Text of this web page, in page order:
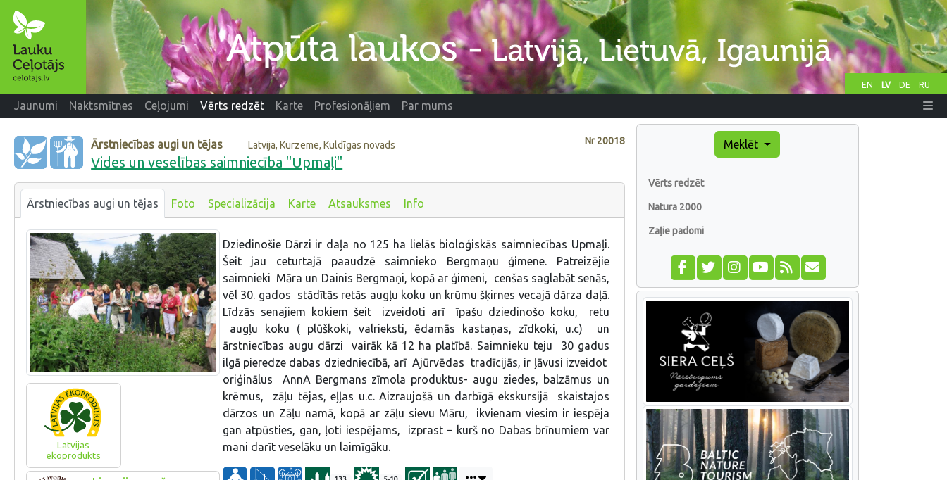
EN LV DE RU
Jaunumi Naktsmītnes Ceļojumi Vērts redzēt Karte Profesionāļiem Par mums
Nr20018
Ārstniecības augi un tējas Latvija, Kurzeme, Kuldīgas novads
Vides un veselības saimniecība "Upmaļi"
Ārstniecības augi un tējas Foto Specializācija Karte Atsauksmes Info
Latvijas
ekoprodukts
Dziedinošie Dārzi ir daļa no 125 ha lielās bioloģiskās saimniecības Upmaļi.
Šeit jau ceturtajā paaudzē saimnieko Bergmaņu ģimene. Patreizējie
saimnieki Māra un Dainis Bergmaņi, kopā ar ģimeni, cenšas saglabāt senās,
vēl 30. gados stādītās retās augļu koku un krūmu šķirnes vecajā dārza daļā.
Līdzās senajiem kokiem šeit izveidoti arī īpašu dziedinošo koku, retu
augļu koku ( plūškoki, valrieksti, ēdamās kastaņas, zīdkoki, u.c) un
ārstniecības augu dārzi vairāk kā 12 ha platībā. Saimnieku teju 30 gadus
ilgā pieredze dabas dziedniecībā, arī Ajūrvēdas tradīcijās, ir ļāvusi izveidot
oriģinālus AnnA Bergmans zīmola produktus- augu ziedes, balzāmus un
krēmus, zāļu tējas, eļļas u.c. Aizraujošā un darbīgā ekskursijā skaistajos
dārzos un Zāļu namā, kopā ar zāļu sievu Māru, ikvienam viesim ir iespēja
gan atpūsties, gan, ļoti iespējams, izprast – kurš no Dabas brīnumiem var
mani darīt veselāku un laimīgāku.
Meklēt
Vērts redzēt
Natura 2000
Zaļie padomi